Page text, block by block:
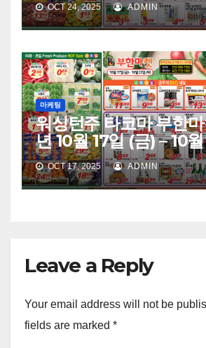
OCT 24, 2025 ADMIN
마케팅
워싱턴주 타코마 부한
년 10월 17일 (금) – 10
OCT 17, 2025 ADMIN
Leave a Reply
Your email address will not be
fields are marked *